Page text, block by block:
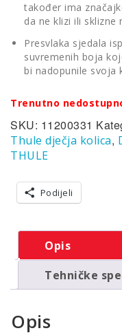
također ima
da ne klizi ili sklizne
Presvlaka sjedala
suvremenih boja
bi nadopunile svoja
Trenutno
SKU: 11200331
Thule dječja kolica,
THULE
Podijeli
Opis
Tehničke
Opis